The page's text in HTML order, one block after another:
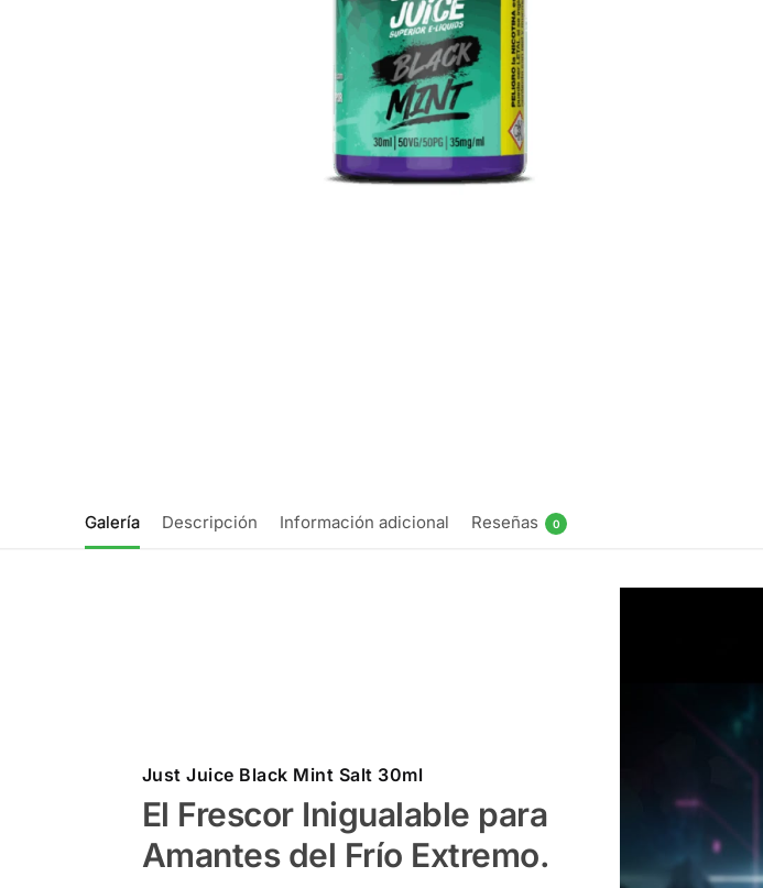
Galería Descripción Información adicional Reseñas 0
Just Juice Black Mint Salt 30ml
El Frescor Inigualable para
Amantes del Frío Extremo.